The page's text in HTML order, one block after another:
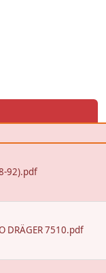
92).pdf
DRÄGER 7510.pdf